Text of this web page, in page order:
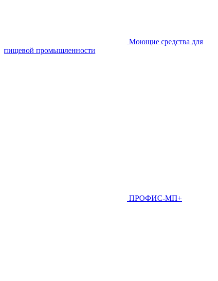
Моющие средства для
пищевой промышленности
ПРОФИС-МП+